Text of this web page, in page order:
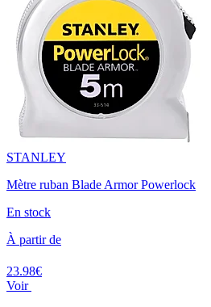
STANLEY
Mètre ruban Blade Armor Powerlock
En stock
À partir de
23.98€
Voir